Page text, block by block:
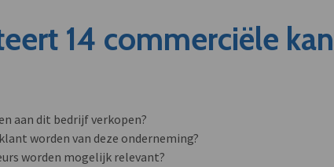
14 commerciële
aan dit bedrijf verkopen?
worden van deze onderneming?
worden mogelijk relevant?